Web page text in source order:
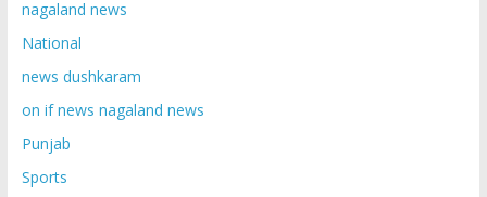
nagaland news
National
news dushkaram
on if news nagaland news
Punjab
Sports